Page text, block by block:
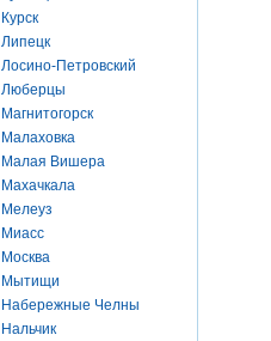
Курск
Липецк
Лосино-Петровский
Люберцы
Магнитогорск
Малаховка
Малая Вишера
Махачкала
Мелеуз
Миасс
Москва
Мытищи
Набережные Челны
Нальчик